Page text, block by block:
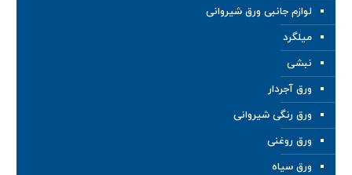
لوازم جانبی ورق شیروانی
میلگرد
نبشی
ورق آجردار
ورق رنگی شیروانی
ورق روغنی
ورق سیاه